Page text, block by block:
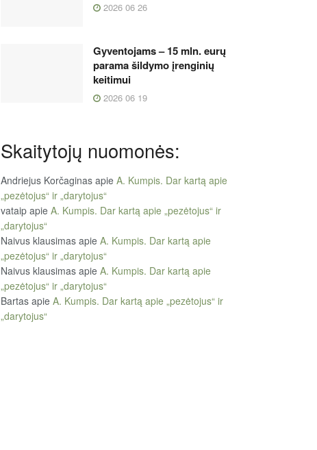
2026 06 26
Gyventojams – 15 mln. eurų
parama šildymo įrenginių
keitimui
2026 06 19
Skaitytojų nuomonės:
Andriejus Korčaginas apie A. Kumpis. Dar kartą apie
„pezėtojus“ ir „darytojus“
vataip apie A. Kumpis. Dar kartą apie „pezėtojus“ ir
„darytojus“
Naivus klausimas apie A. Kumpis. Dar kartą apie
„pezėtojus“ ir „darytojus“
Naivus klausimas apie A. Kumpis. Dar kartą apie
„pezėtojus“ ir „darytojus“
Bartas apie A. Kumpis. Dar kartą apie „pezėtojus“ ir
„darytojus“